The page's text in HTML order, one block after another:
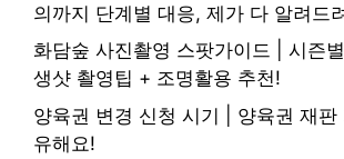
의까지 단계별 대응, 제가 다 알려드
화담숲 사진촬영 스팟가이드 | 시즌
생샷 촬영팁 + 조명활용 추천!
양육권 변경 신청 시기 | 양육권 재판
유해요!